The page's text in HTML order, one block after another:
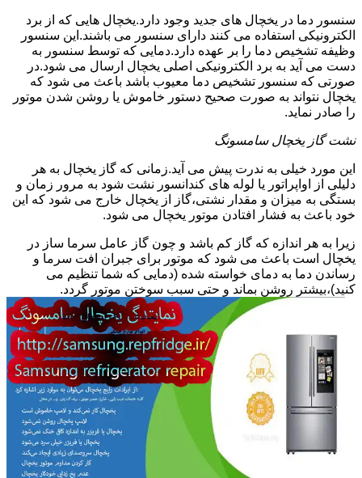
سنسور دما در یخچال های جدید وجود دارد.یخچال هایی که از برد
الکترونیکی استفاده می کنند دارای سنسور می باشند.این سنسور
وظیفه تشخیص دما را بر عهده دارد.دمایی که توسط سنسور به
دست می آید به برد الکترونیکی اصلی یخچال ارسال می شود.در
صورتی که سنسور تشخیص دما معیوب باشد باعث می شود که
یخچال نتواند به صورت صحیح دستور خاموش یا روشن شدن موتور
را صادر نماید.
نشت گاز یخچال سامسونگ
این مورد خیلی به ندرت پیش می آید.زمانی که گاز یخچال به هر
دلیلی از اواپراتور یا لوله های کندانسور نشت شود به مرور زمان و
بستگی به میزان و مقدار نشتی،گاز از یخچال خارج می شود که این
خود باعث به فشار افتادن موتور یخچال می شود.
زیرا به هر اندازه که گاز کم باشد و چون گاز عامل سرما ساز در
یخچال است باعث می شود که موتور برای جبران افت سرما و
رساندن دما به دمای خواسته شده (دمایی که شما تنظیم می
کنید)،بیشتر روشن بماند و حتی سبب سوختن موتور گردد.